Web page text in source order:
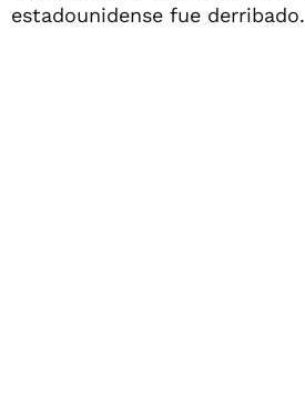
estadounidense fue derribado.